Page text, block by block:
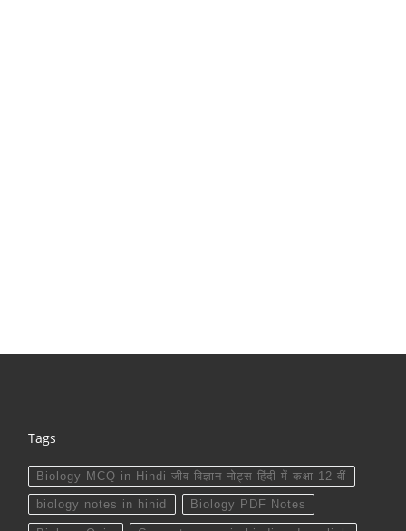
Tags
Biology MCQ in Hindi जीव विज्ञान नोट्स हिंदी में कक्षा 12 वीं
biology notes in hinid Biology PDF Notes